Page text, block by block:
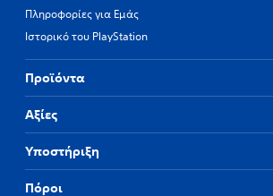
Πληροφορίες για Εμάς
Ιστορικό του PlayStation
Προϊόντα
Αξίες
Υποστήριξη
Πόροι